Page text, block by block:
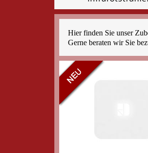
Hier finden Sie unser
Gerne beraten wir Sie